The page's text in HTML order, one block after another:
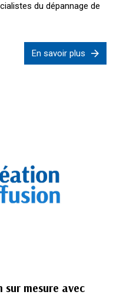
du dépannage de
En savoir plus
mesure avec